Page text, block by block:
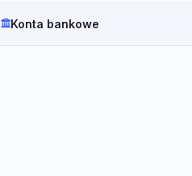
Konta bankowe